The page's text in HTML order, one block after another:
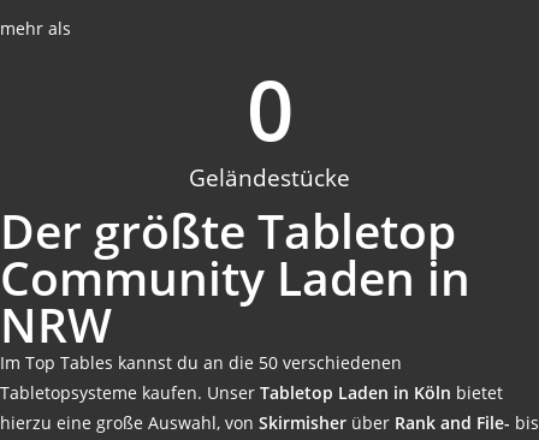
mehr als
Geländestücke
0
Der größte Tabletop
Community Laden in
NRW
Im Top Tables kannst du an die 50 verschiedenen
Tabletopsysteme kaufen. Unser Tabletop Laden in Köln bietet
hierzu eine große Auswahl, von Skirmisher über Rank and File- bis